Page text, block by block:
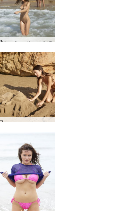
Kaprīza viļņus #15
Kiki smilšu pils #1